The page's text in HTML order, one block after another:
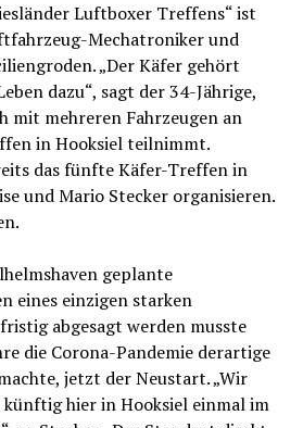
Luftboxer Treffens“ ist
Mechatroniker und
„Der Käfer gehört
dazu“, sagt der 34-Jährige,
mit mehreren Fahrzeugen an
in Hooksiel teilnimmt.
das fünfte Käfer-Treffen in
und Mario Stecker organisieren.
geplante
eines einzigen starken
abgesagt werden musste
die Corona-Pandemie derartige
jetzt der Neustart. „Wir
hier in Hooksiel einmal im